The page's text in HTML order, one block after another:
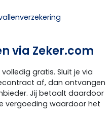
via Zeker.com
gratis. Sluit je via
af, dan ontvangen
Jij betaalt daardoor
vergoeding waardoor het